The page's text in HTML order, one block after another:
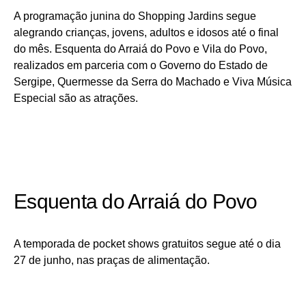
A programação junina do Shopping Jardins segue
alegrando crianças, jovens, adultos e idosos até o final
do mês. Esquenta do Arraiá do Povo e Vila do Povo,
realizados em parceria com o Governo do Estado de
Sergipe, Quermesse da Serra do Machado e Viva Música
Especial são as atrações.
Esquenta do Arraiá do Povo
A temporada de pocket shows gratuitos segue até o dia
27 de junho, nas praças de alimentação.